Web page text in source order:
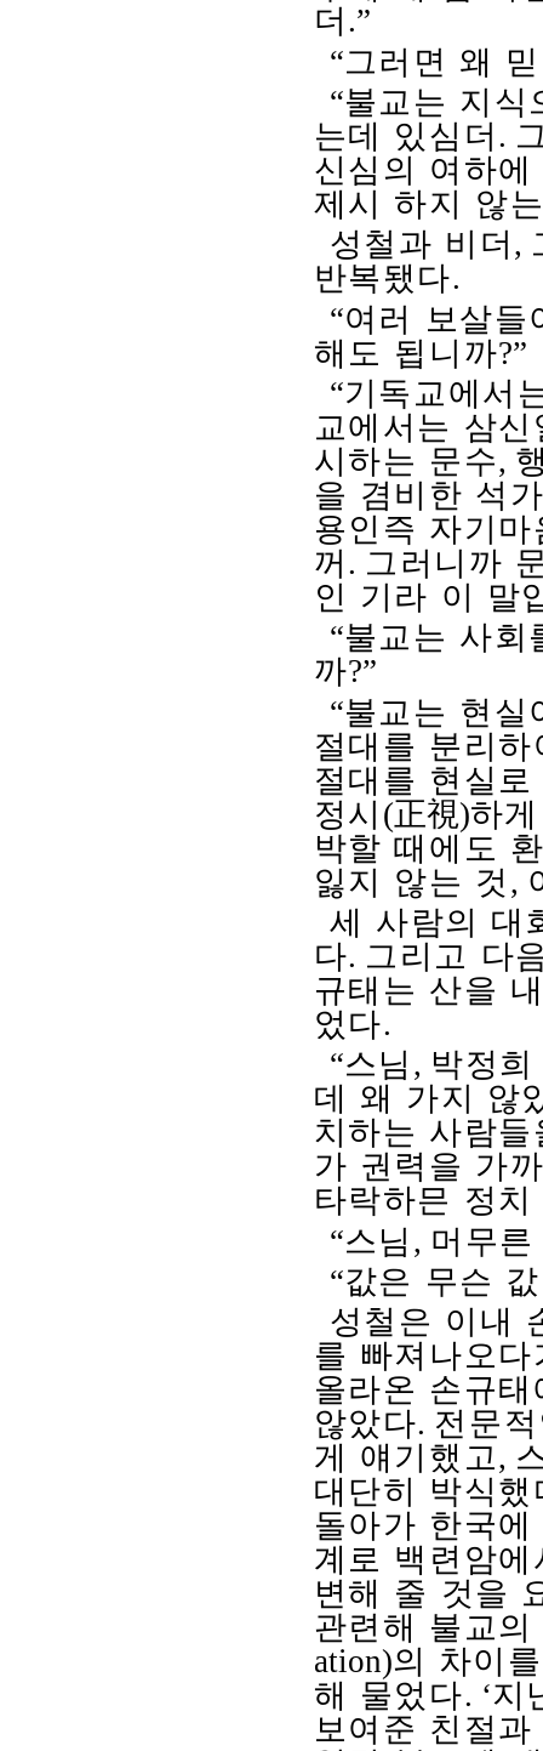
더 .”
“그러면 왜
“불교는 지
는데 있심더 .
신심의 여하
제시 하지 않
성철과 비더 ,
반복됐다.
“여러 보살들
해도 됩니까?”
“기독교에서
교에서는 삼신
시하는 문수,
을 겸비한 석
용인즉 자기
꺼 . 그러니까
인 기라 이 말
“불교는 사회
까?”
“불교는 현실
절대를 분리
절대를 현실
정시 (正視)하
박할 때에도
잃지 않는 것 ,
세 사람의 대
다. 그리고 다
규태는 산을
었다.
“스님 , 박정
데 왜 가지 않
치하는 사람
가 권력을 가
타락하믄 정
“스님 , 머무
“값은 무슨 값
성철은 이내
를 빠져나오
올라온 손규
않았다. 전문
게 얘기했고,
대단히 박식했
돌아가 한국
계로 백련암
변해 줄 것을
관련해 불교의
ation)의 차이
해 물었다. ‘지
보여준 친절